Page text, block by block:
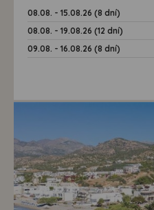
08.08. - 15.08.26 (8 dní)
08.08. - 19.08.26 (12 dní)
09.08. - 16.08.26 (8 dní)